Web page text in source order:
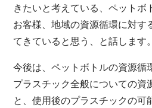
きたいと考えている、ペットボ
お客様、地域の資源循環に対す
てきていると思う、と話します。
今後は、ペットボトルの資源循
プラスチック全般についての資
と、使用後のプラスチックの可